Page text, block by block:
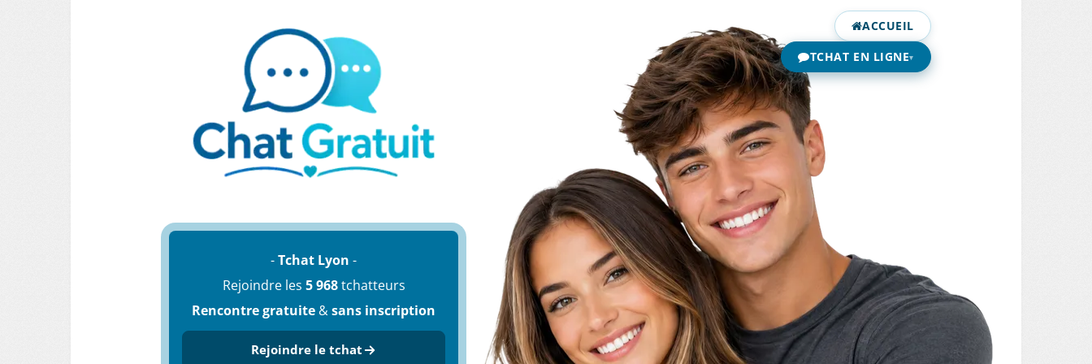
ACCUEIL
TCHAT EN LIGNE▾
-Tchat Lyon -
Rejoindre les 5 968tchatteurs
Rencontre gratuite &sans inscription
Rejoindre le tchat